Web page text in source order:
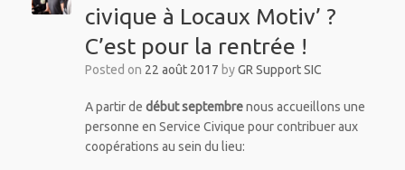
civique à Locaux Motiv’ ?
C’est pour la rentrée !
Posted on 22 août 2017 byGR Support SIC
A partir de début septembrenous accueillons une
personne en Service Civique pour contribuer aux
coopérations au sein du lieu: